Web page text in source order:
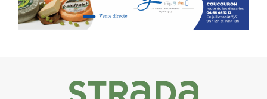
Programmée en off du festival
d’Auzon, cette expo-
installation temporaire vous